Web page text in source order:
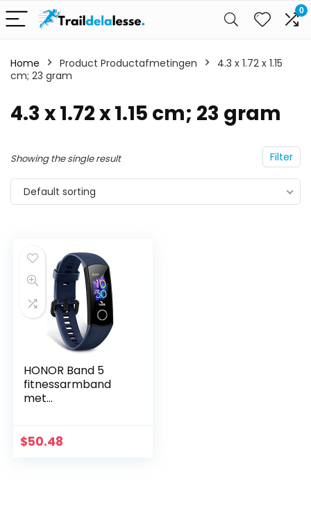
0
Home Product Productafmetingen
4.3 x 1.72 x 1.15
cm; 23 gram
4.3 x 1.72 x 1.15 cm; 23 gram
Filter
Showing the single result
Default sorting
HONOR Band 5
fitnessarmband
met
smartwatch
$50.48